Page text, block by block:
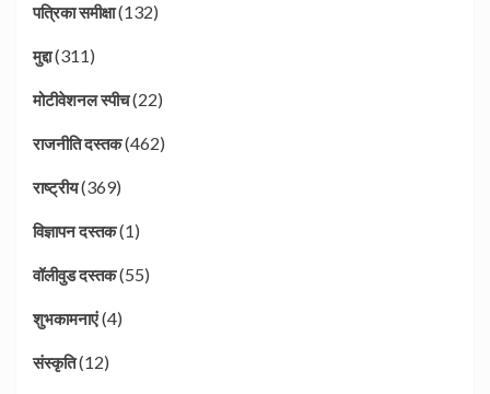
पत्रिका समीक्षा(132)
मुद्दा(311)
मोटीवेशनल स्पीच(22)
राजनीति दस्तक(462)
राष्ट्रीय(369)
विज्ञापन दस्तक(1)
वॉलीवुड दस्तक(55)
शुभकामनाएं(4)
संस्कृति(12)